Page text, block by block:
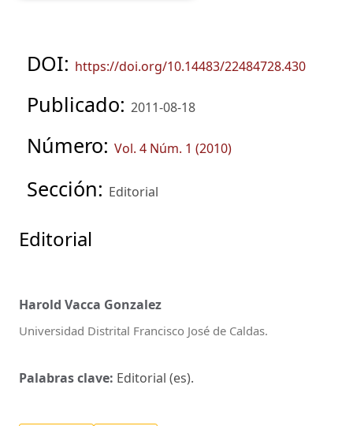
DOI: https://doi.org/10.14483/22484728.430
Publicado: 2011-08-18
Número: Vol. 4 Núm. 1 (2010)
Sección: Editorial
Editorial
Harold Vacca Gonzalez
Universidad Distrital Francisco José de Caldas.
Palabras clave: Editorial (es).